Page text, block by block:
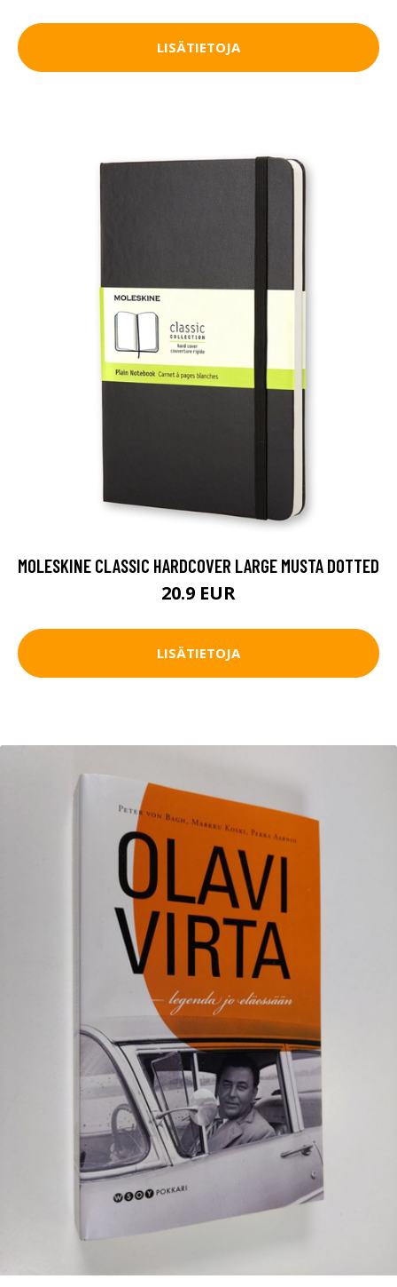
LISÄTIETOJA
MOLESKINE CLASSIC HARDCOVER LARGE MUSTA DOTTED
20.9 EUR
LISÄTIETOJA